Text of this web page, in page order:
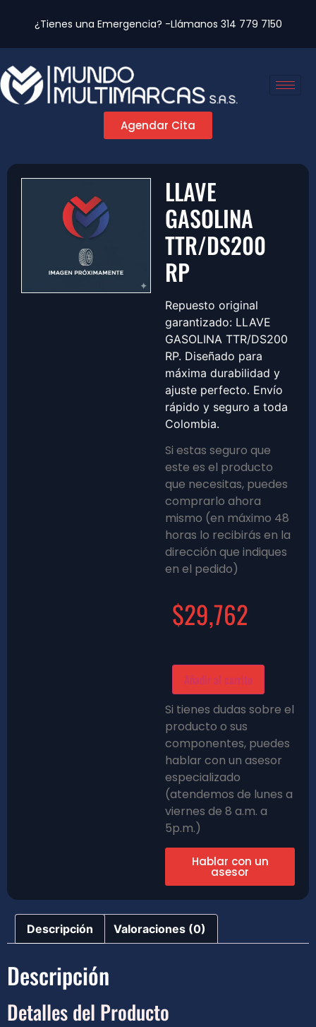
¿Tienes una Emergencia? -Llámanos 314 779 7150
Agendar Cita
LLAVE
GASOLINA
TTR/DS200
RP
Repuesto original
garantizado: LLAVE
GASOLINA TTR/DS200
RP. Diseñado para
máxima durabilidad y
ajuste perfecto. Envío
rápido y seguro a toda
Colombia.
Si estas seguro que
este es el producto
que necesitas, puedes
comprarlo ahora
mismo (en máximo 48
horas lo recibirás en la
dirección que indiques
en el pedido)
$29,762
Añadir al carrito
Si tienes dudas sobre el
producto o sus
componentes, puedes
hablar con un asesor
especializado
(atendemos de lunes a
viernes de 8 a.m. a
5p.m.)
Hablar con un
asesor
Descripción Valoraciones (0)
Descripción
Detalles del Producto